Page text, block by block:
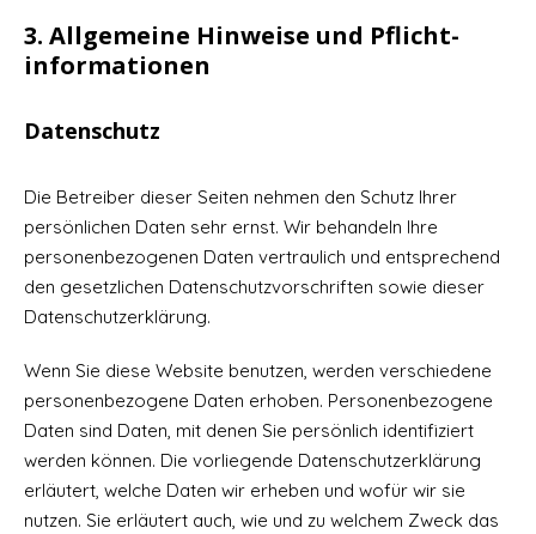
3. Allgemeine Hinweise und Pflicht­
informationen
Datenschutz
Die Betreiber dieser Seiten nehmen den Schutz Ihrer
persönlichen Daten sehr ernst. Wir behandeln Ihre
personenbezogenen Daten vertraulich und entsprechend
den gesetzlichen Datenschutzvorschriften sowie dieser
Datenschutzerklärung.
Wenn Sie diese Website benutzen, werden verschiedene
personenbezogene Daten erhoben. Personenbezogene
Daten sind Daten, mit denen Sie persönlich identifiziert
werden können. Die vorliegende Datenschutzerklärung
erläutert, welche Daten wir erheben und wofür wir sie
nutzen. Sie erläutert auch, wie und zu welchem Zweck das